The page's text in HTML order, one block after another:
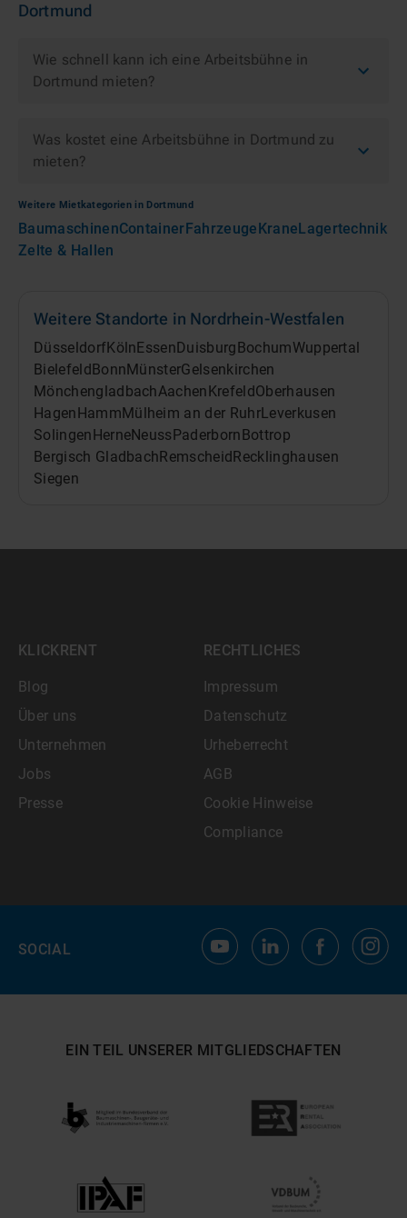
Dortmund
Wie schnell kann ich eine Arbeitsbühne in
Dortmund mieten?
Was kostet eine Arbeitsbühne in Dortmund zu
mieten?
Weitere Mietkategorien in Dortmund
BaumaschinenContainerFahrzeugeKraneLagertechnik
Zelte & Hallen
Weitere Standorte in Nordrhein-Westfalen
DüsseldorfKöln Essen Duisburg BochumWuppertal
Bielefeld Bonn MünsterGelsenkirchen
MönchengladbachAachen Krefeld Oberhausen
Hagen Hamm Mülheim an der RuhrLeverkusen
Solingen HerneNeuss Paderborn Bottrop
Bergisch Gladbach Remscheid Recklinghausen
Siegen
KLICKRENT
Blog
Über uns
Unternehmen
Jobs
Presse
RECHTLICHES
Impressum
Datenschutz
Urheberrecht
AGB
Cookie Hinweise
Compliance
SOCIAL
EIN TEIL UNSERER MITGLIEDSCHAFTEN